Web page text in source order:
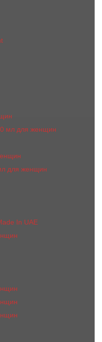
мл для женщин
для женщин
In UAE